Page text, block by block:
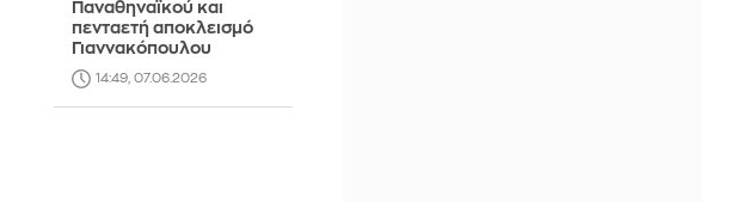
Παναθηναϊκού και
πενταετή αποκλεισμό
Γιαννακόπουλου
14:49, 07.06.2026